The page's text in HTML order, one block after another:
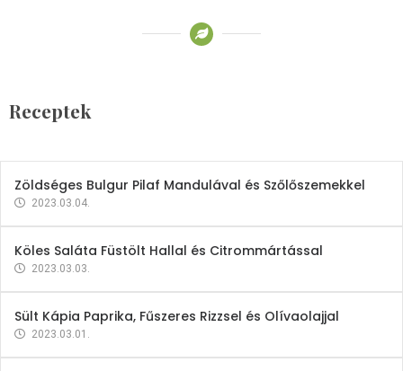
Receptek
2023.03.06.
Zöldséges Bulgur Pilaf Mandulával és Szőlőszemekkel
2023.03.04.
Köles Saláta Füstölt Hallal és Citrommártással
2023.03.03.
Sült Kápia Paprika, Fűszeres Rizzsel és Olívaolajjal
2023.03.01.